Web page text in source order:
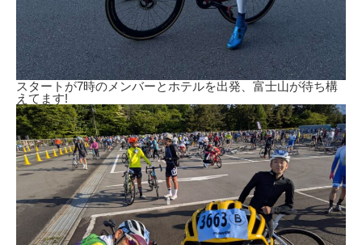
スタートが7時のメンバーとホテルを出発、富士山が待ち構
えてます!